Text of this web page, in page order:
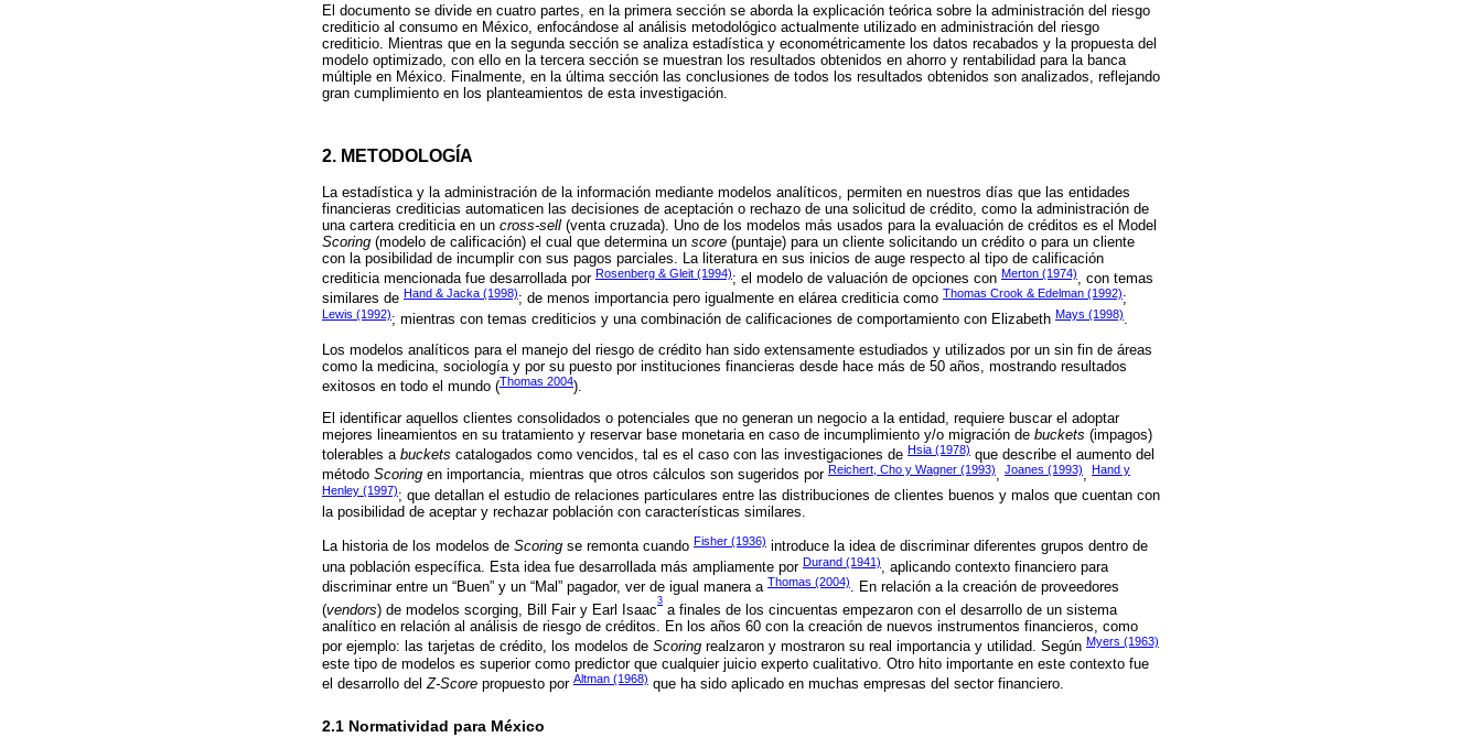
El documento se divide en cuatro partes, en la primera sección se aborda la explicación teórica sobre la administración del riesgo
crediticio al consumo en México, enfocándose al análisis metodológico actualmente utilizado en administración del riesgo
crediticio. Mientras que en la segunda sección se analiza estadística y econométricamente los datos recabados y la propuesta del
modelo optimizado, con ello en la tercera sección se muestran los resultados obtenidos en ahorro y rentabilidad para la banca
múltiple en México. Finalmente, en la última sección las conclusiones de todos los resultados obtenidos son analizados, reflejando
gran cumplimiento en los planteamientos de esta investigación.
2. METODOLOGÍA
La estadística y la administración de la información mediante modelos analíticos, permiten en nuestros días que las entidades
financieras crediticias automaticen las decisiones de aceptación o rechazo de una solicitud de crédito, como la administración de
una cartera crediticia en un cross-sell (venta cruzada). Uno de los modelos más usados para la evaluación de créditos es el Model
Scoring (modelo de calificación) el cual que determina un score (puntaje) para un cliente solicitando un crédito o para un cliente
con la posibilidad de incumplir con sus pagos parciales. La literatura en sus inicios de auge respecto al tipo de calificación
crediticia mencionada fue desarrollada por Rosenberg & Gleit (1994); el modelo de valuación de opciones con Merton (1974), con temas
similares de Hand & Jacka (1998); de menos importancia pero igualmente en elárea crediticia como Thomas Crook & Edelman (1992);
Lewis (1992); mientras con temas crediticios y una combinación de calificaciones de comportamiento con Elizabeth Mays (1998).
Los modelos analíticos para el manejo del riesgo de crédito han sido extensamente estudiados y utilizados por un sin fin de áreas
como la medicina, sociología y por su puesto por instituciones financieras desde hace más de 50 años, mostrando resultados
exitosos en todo el mundo (Thomas 2004).
El identificar aquellos clientes consolidados o potenciales que no generan un negocio a la entidad, requiere buscar el adoptar
mejores lineamientos en su tratamiento y reservar base monetaria en caso de incumplimiento y/o migración de buckets (impagos)
tolerables a buckets catalogados como vencidos, tal es el caso con las investigaciones de Hsia (1978) que describe el aumento del
método Scoring en importancia, mientras que otros cálculos son sugeridos por Reichert, Cho y Wagner (1993), Joanes (1993), Hand y
Henley (1997); que detallan el estudio de relaciones particulares entre las distribuciones de clientes buenos y malos que cuentan con
la posibilidad de aceptar y rechazar población con características similares.
La historia de los modelos de Scoring se remonta cuando Fisher (1936) introduce la idea de discriminar diferentes grupos dentro de
una población específica. Esta idea fue desarrollada más ampliamente por Durand (1941)
, aplicando contexto financiero para
discriminar entre un “Buen” y un “Mal” pagador, ver de igual manera a Thomas (2004). En relación a la creación de proveedores
(vendors) de modelos scorging, Bill Fair y Earl Isaac
3
a finales de los cincuentas empezaron con el desarrollo de un sistema
analítico en relación al análisis de riesgo de créditos. En los años 60 con la creación de nuevos instrumentos financieros, como
por ejemplo: las tarjetas de crédito, los modelos de Scoring realzaron y mostraron su real importancia y utilidad. Según Myers (1963)
este tipo de modelos es superior como predictor que cualquier juicio experto cualitativo. Otro hito importante en este contexto fue
el desarrollo delZ-Score propuesto por Altman (1968) que ha sido aplicado en muchas empresas del sector financiero.
2.1 Normatividad para México